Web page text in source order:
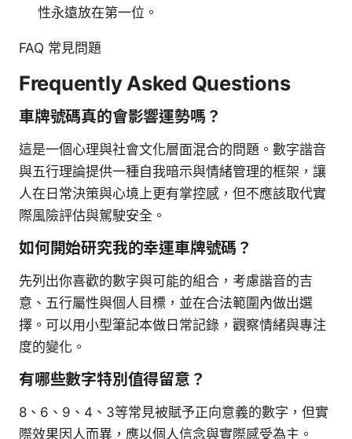
性永遠放在第一位。
FAQ 常見問題
Frequently Asked Questions
車牌號碼真的會影響運勢嗎？
這是一個心理與社會文化層面混合的問題。數字諧音
與五行理論提供一種自我暗示與情緒管理的框架，讓
人在日常決策與心境上更有掌控感，但不應該取代實
際風險評估與駕駛安全。
如何開始研究我的幸運車牌號碼？
先列出你喜歡的數字與可能的組合，考慮諧音的吉
意、五行屬性與個人目標，並在合法範圍內做出選
擇。可以用小型筆記本做日常記錄，觀察情緒與專注
度的變化。
有哪些數字特別值得留意？
8、6、9、4、3等常見被賦予正向意義的數字，但實
際效果因人而異，應以個人信念與實際感受為主。